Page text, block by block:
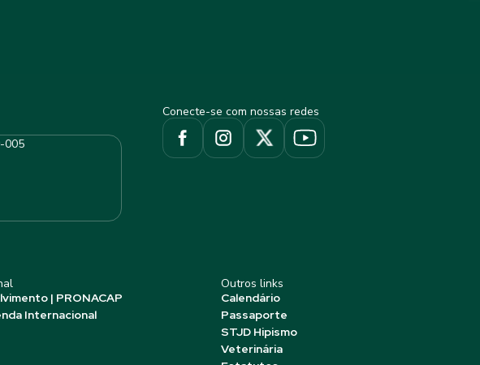
005
Conecte-se com nossas redes
| PRONACAP
Internacional
Outros links
Calendário
Passaporte
STJD Hipismo
Veterinária